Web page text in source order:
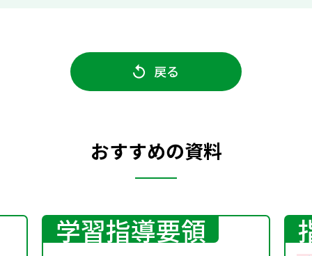
戻る
おすすめの資料
学習指導要領